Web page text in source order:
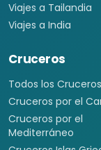
Viajes a Tailandia
Viajes a India
Cruceros
Todos los Cruceros
Cruceros por el
Cruceros por el
Mediterráneo